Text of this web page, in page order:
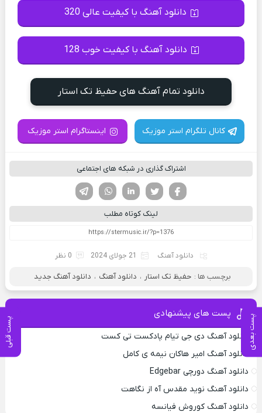
پست بعدی پست قبلی
دانلود آهنگ با کیفیت عالی 320
دانلود آهنگ با کیفیت خوب 128
دانلود تمام آهنگ های حفیظ تک استار
کانال تلگرام استر موزیک اینستاگرام استر موزیک
اشتراک گذاری در شبکه های اجتماعی
لینکدین تویتر
فیسوک
لینک کوتاه مطلب
دانلود آهنگ 21 جولای 2024 0 نظر
برچسب ها : حفیظ تک استار ، دانلود آهنگ ، دانلود آهنگ جدید
پست های پیشنهادی
دانلود آهنگ دی جی تیام پادکست تی کست
دانلود آهنگ امیر هاکان نیمه ی کامل
دانلود آهنگ دورچی Edgebar
دانلود آهنگ نوید مقدس آه از نگاهت
دانلود آهنگ کوروش فیانسه